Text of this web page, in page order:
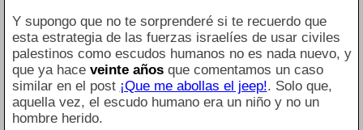
Y supongo que no te sorprenderé si te recuerdo que
esta estrategia de las fuerzas israelíes de usar civiles
palestinos como escudos humanos no es nada nuevo, y
que ya hace veinte añosque comentamos un caso
similar en el post ¡Que me abollas el jeep!. Solo que,
aquella vez, el escudo humano era un niño y no un
hombre herido.